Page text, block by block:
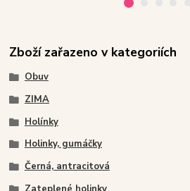
Zboží zařazeno v kategoriích
Obuv
ZIMA
Holínky
Holinky, gumáčky
Černá, antracitová